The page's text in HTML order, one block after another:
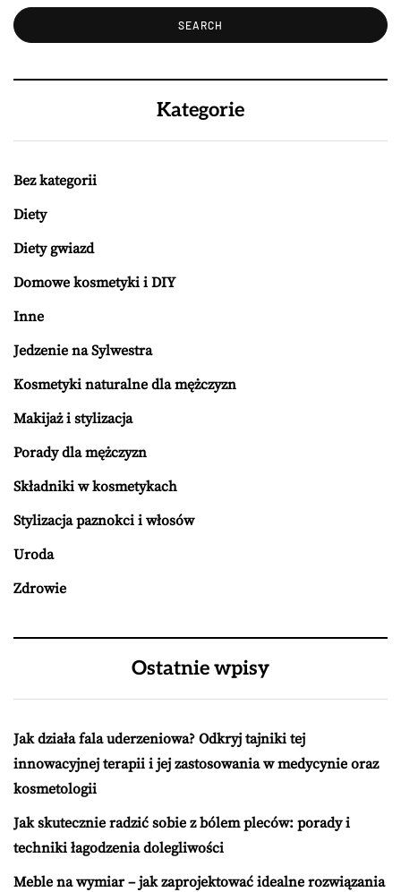
Kategorie
Bez kategorii
Diety
Diety gwiazd
Domowe kosmetyki i DIY
Inne
Jedzenie na Sylwestra
Kosmetyki naturalne dla mężczyzn
Makijaż i stylizacja
Porady dla mężczyzn
Składniki w kosmetykach
Stylizacja paznokci i włosów
Uroda
Zdrowie
Ostatnie wpisy
Jak działa fala uderzeniowa? Odkryj tajniki tej
innowacyjnej terapii i jej zastosowania w medycynie oraz
kosmetologii
Jak skutecznie radzić sobie z bólem pleców: porady i
techniki łagodzenia dolegliwości
Meble na wymiar – jak zaprojektować idealne rozwiązania